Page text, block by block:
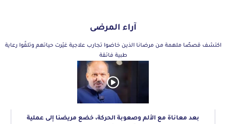
آراء المرضى
اكتشف قصصًا ملهمة من مرضانا الذين خاضوا تجارب علاجية غيّرت حياتهم وتلقّوا رعاية
طبية فائقة
بعد معاناة مع الألم وصعوبة الحركة، خضع مريضنا إلى عملية